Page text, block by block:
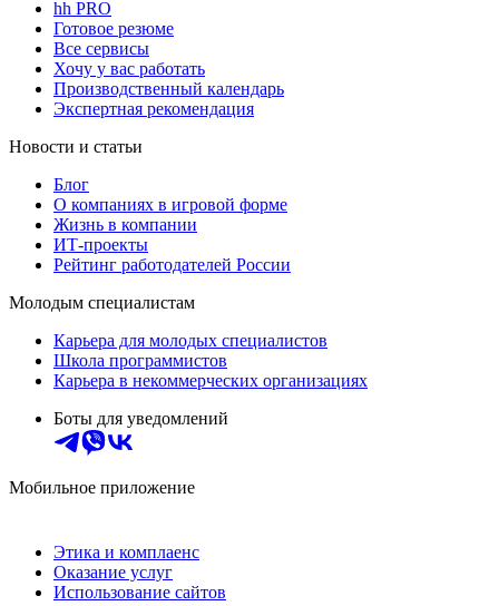
hh PRO
Готовое резюме
Все сервисы
Хочу у вас работать
Производственный календарь
Экспертная рекомендация
Новости и статьи
Блог
О компаниях в игровой форме
Жизнь в компании
ИТ-проекты
Рейтинг работодателей России
Молодым специалистам
Карьера для молодых специалистов
Школа программистов
Карьера в некоммерческих организациях
Боты для уведомлений
Мобильное приложение
Этика и комплаенс
Оказание услуг
Использование сайтов